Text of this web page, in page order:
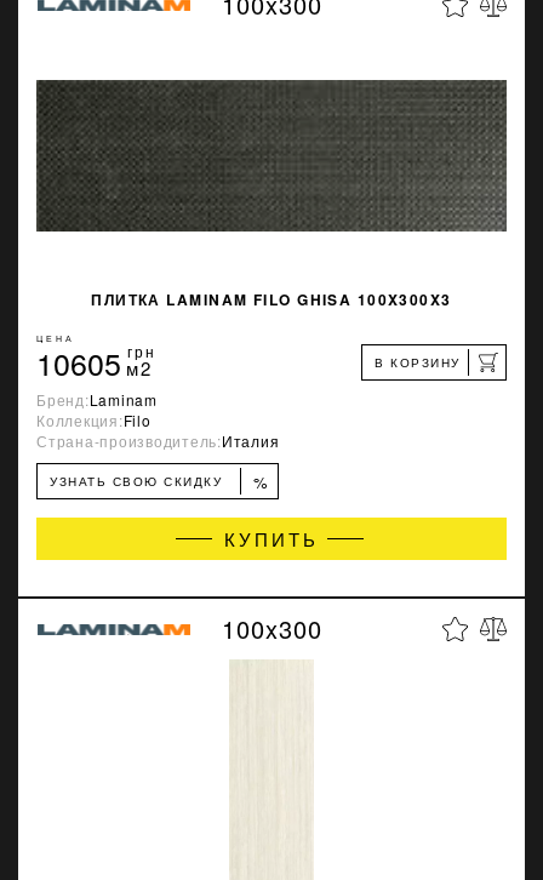
ПЛИТКА LAMINAM FILO GHISA 100X300X3
ЦЕНА
10605 грн
м2 В КОРЗИНУ
Бренд:Laminam
Коллекция:Filo
Страна-производитель:Италия
УЗНАТЬ СВОЮ СКИДКУ %
КУПИТЬ
100x300